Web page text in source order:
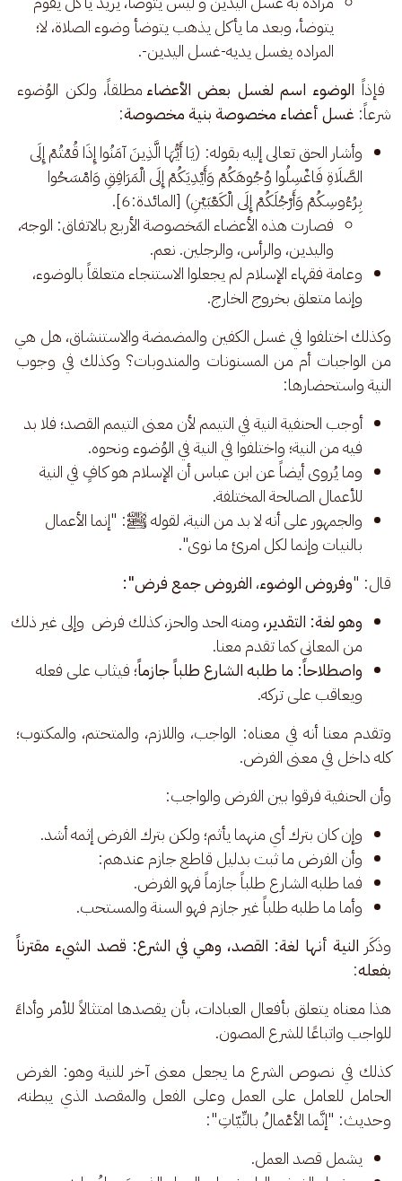
يتوضأ، وبعد ما يأكل يذهب يتوضأ وضوء الصلاة، لا؛
المراده يغسل يديه-غسل اليدين-.
فإذاً الوضوء اسم لغسل بعض الأعضاء مطلقاً، ولكن الوُضوء
شرعاً: غسل أعضاء مخصوصة بنية مخصوصة:
وأشار الحق تعالى إليه بقوله: (يَا أَيُّهَا الَّذِينَ آمَنُوا إِذَا قُمْتُمْ إِلَى
الصَّلَاةِ فَاغْسِلُوا وُجُوهَكُمْ وَأَيْدِيَكُمْ إِلَى الْمَرَافِقِ وَامْسَحُوا
بِرُءُوسِكُمْ وَأَرْجُلَكُمْ إِلَى الْكَعْبَيْنِ) [المائدة:6].
فصارت هذه الأعضاء المَخصوصة الأربع بالاتفاق: الوجه،
واليدين، والرأس، والرجلين. نعم.
وعامة فقهاء الإسلام لم يجعلوا الاستنجاء متعلقاً بالوضوء،
وإنما متعلق بخروج الخارج.
وكذلك اختلفوا في غسل الكفين والمضمضة والاستنشاق، هل هي
من الواجبات أم من المسنونات والمندوبات؟ وكذلك في وجوب
النية واستحضارها:
أوجب الحنفية النية في التيمم لأن معنى التيمم القصد؛ فلا بد
فيه من النية؛ واختلفوا في النية في الوُضوء ونحوه.
وما يُروى أيضاً عن ابن عباس أن الإسلام هو كافٍ في النية
للأعمال الصالحة المختلفة.
والجمهور على أنه لا بد من النية، لقوله ﷺ: "إنما الأعمال
بالنيات وإنما لكل امرئ ما نوى".
قال: "وفروض الوضوء، الفروض جمع فرض":
وهو لغة: التقدير، ومنه الحد والحز، كذلك فرض وإلى غير ذلك
من المعاني كما تقدم معنا.
واصطلاحاً: ما طلبه الشارع طلباً جازماً؛ فيثاب على فعله
ويعاقب على تركه.
وتقدم معنا أنه في معناه: الواجب، واللازم، والمتحتم، والمكتوب؛
كله داخل في معنى الفرض.
وأن الحنفية فرقوا بين الفرض والواجب:
وإن كان بترك أي منهما يأثم؛ ولكن بترك الفرض إثمه أشد.
وأن الفرض ما ثبت بدليل قاطع جازم عندهم:
فما طلبه الشارع طلباً جازماً فهو الفرض.
وأما ما طلبه طلباً غير جازم فهو السنة والمستحب.
وذَكَر النية أنها لغة: القصد، وهي في الشرع: قصد الشيء مقترناً
بفعله:
هذا معناه يتعلق بأفعال العبادات، بأن يقصدها امتثالاً للأمر وأداءً
للواجب واتباعًا للشرع المصون.
كذلك في نصوص الشرع ما يجعل معنى آخر للنية وهو: الغرض
الحامل للعامل على العمل وعلى الفعل والمقصد الذي يبطنه،
وحديث: "إنَّما الأعْمالُ بالنِّيّاتِ":
يشمل قصد العمل.